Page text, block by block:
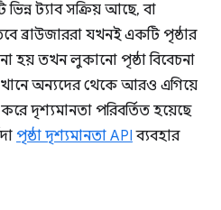
ট্যাব সক্রিয় আছে, বা
ব্রাউজাররা যখনই একটি পৃষ্ঠার
হয় তখন লুকানো পৃষ্ঠা বিবেচনা
অন্যদের থেকে আরও এগিয়ে
দৃশ্যমানতা পরিবর্তিত হয়েছে
পৃষ্ঠা দৃশ্যমানতা API ব্যবহার